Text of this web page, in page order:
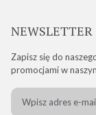
NEWSLETTER
Zapisz się do
promocjami w